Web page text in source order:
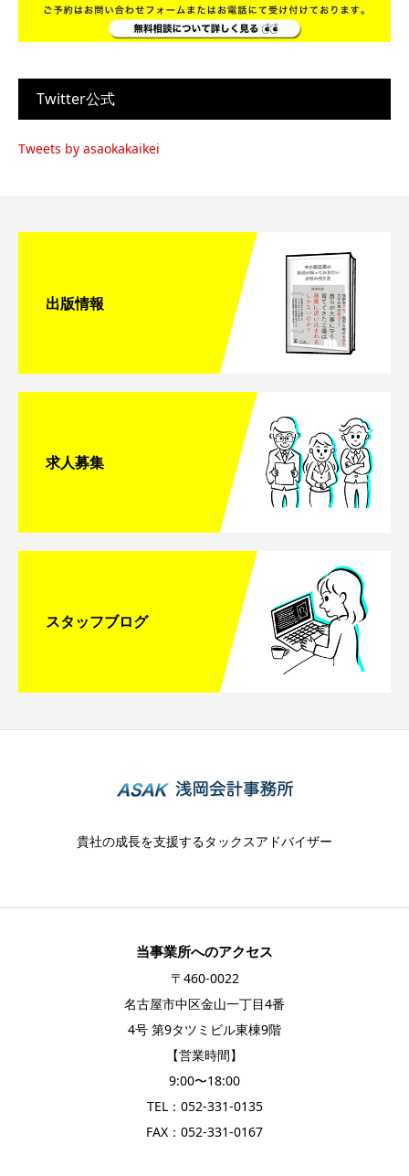
Twitter公式
Tweets by asaokakaikei
出版情報
求人募集
スタッフブログ
貴社の成長を支援するタックスアドバイザー
当事業所へのアクセス
〒460-0022
名古屋市中区金山一丁目4番
4号 第9タツミビル東棟9階
【営業時間】
9:00〜18:00
TEL： 052-331-0135
FAX：052-331-0167